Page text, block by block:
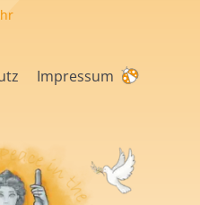
Impressum